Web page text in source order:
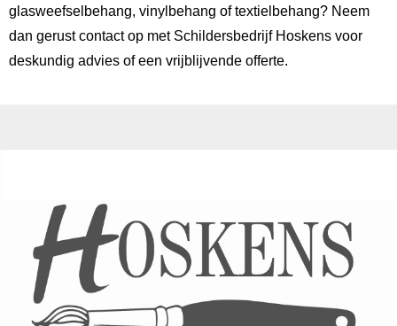
glasweefselbehang, vinylbehang of textielbehang? Neem
dan gerust contact op met Schildersbedrijf Hoskens voor
deskundig advies of een vrijblijvende offerte.